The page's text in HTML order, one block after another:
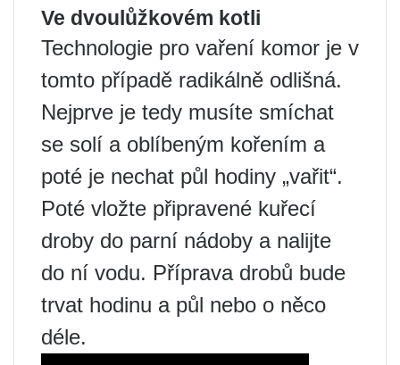
Ve dvoulůžkovém kotli
Technologie pro vaření komor je v
tomto případě radikálně odlišná.
Nejprve je tedy musíte smíchat
se solí a oblíbeným kořením a
poté je nechat půl hodiny „vařit“.
Poté vložte připravené kuřecí
droby do parní nádoby a nalijte
do ní vodu. Příprava drobů bude
trvat hodinu a půl nebo o něco
déle.